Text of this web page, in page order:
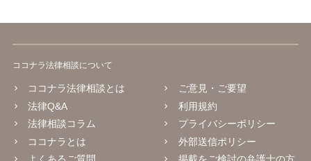
ココナラ法律相談について
ココナラ法律相談とは
法律Q&A
法律相談コラム
ココナラとは
ご意見・ご要望
利用規約
プライバシーポリシー
外部送信ポリシー